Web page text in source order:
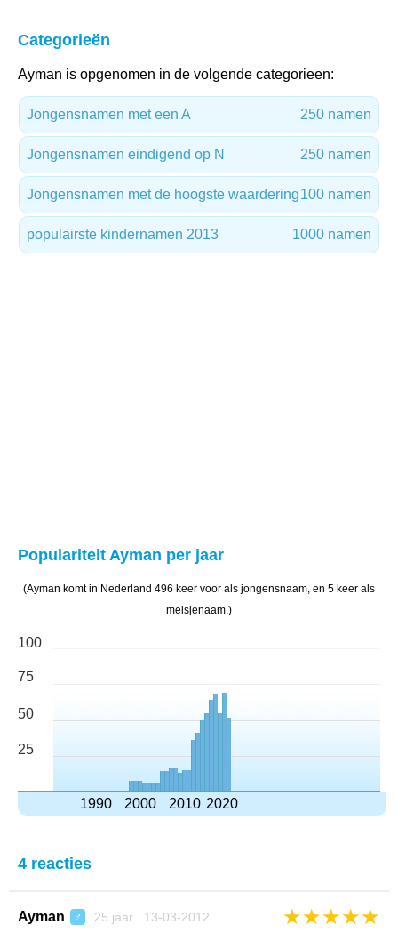
Categorieën
Ayman is opgenomen in de volgende categorieen:
Jongensnamen met een A 250 namen
Jongensnamen eindigend op N 250 namen
Jongensnamen met de hoogste waardering100 namen
populairste kindernamen 2013 1000 namen
Populariteit Ayman per jaar
(Ayman komt in Nederland 496 keer voor als jongensnaam, en 5 keer als
meisjenaam.)
100
75
50
25
1990 2000 2010 2020
4 reacties
Ayman ♂ 25 jaar 13-03-2012 ★★★★★